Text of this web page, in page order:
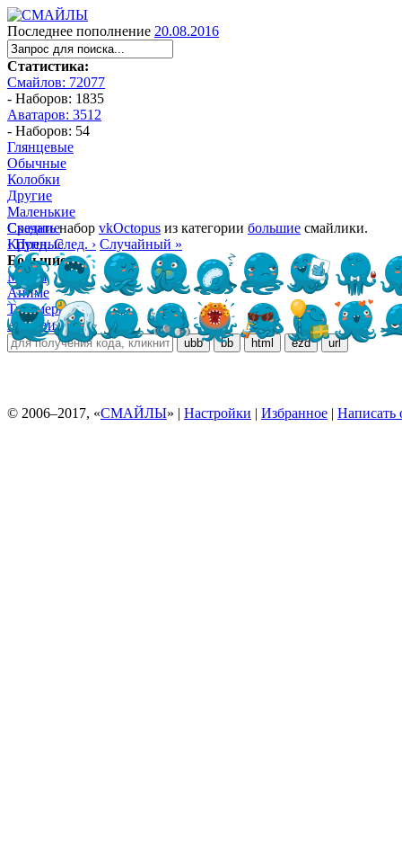
Последнее пополнение 20.08.2016
Статистика:
Смайлов: 72077
- Наборов: 1835
Аватаров: 3512
- Наборов: 54
Глянцевые
Обычные
Колобки
Другие
Маленькие
Средние
Крупные
Большие
Манга
Аниме
Трёхмерные
Алфавитные
ubb bb html ezd url
Скачатьнабор vkOctopus из категории большие смайлики.
‹ Пред. След. › Случайный »
© 2006–2017, «СМАЙЛЫ» | Настройки | Избранное | Написать